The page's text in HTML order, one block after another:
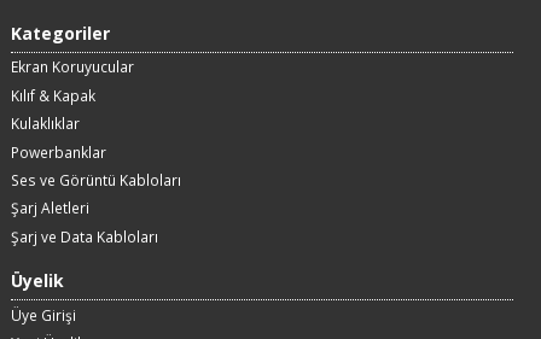
Kategoriler
Ekran Koruyucular
Kılıf & Kapak
Kulaklıklar
Powerbanklar
Ses ve Görüntü Kabloları
Şarj Aletleri
Şarj ve Data Kabloları
Üyelik
Üye Girişi